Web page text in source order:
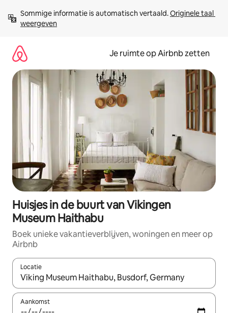
direct
naar
Sommige informatie is automatisch vertaald. Originele taal
weergeven
Je ruimte op Airbnb zetten
Huisjes in de buurt van Vikingen
Museum Haithabu
Boek unieke vakantieverblijven, woningen en meer op
Airbnb
Locatie
Wanneer er suggesties beschikbaar zijn, maak je een keuze
Aankomst